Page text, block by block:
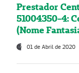
Prestador
51004350-4:
(Nome
01 de Abril de 2020